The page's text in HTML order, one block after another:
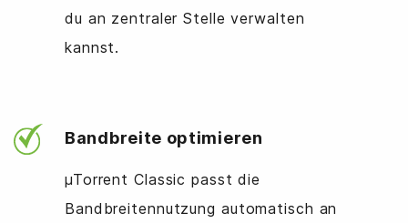
du an zentraler Stelle verwalten
kannst.
Bandbreite optimieren
µTorrent Classic passt die
Bandbreitennutzung automatisch an